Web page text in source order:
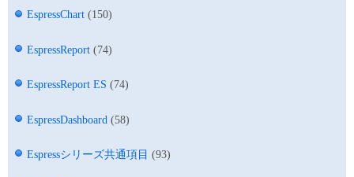
EspressChart (150)
EspressReport (74)
EspressReport ES (74)
EspressDashboard (58)
Espressシリーズ共通項目 (93)